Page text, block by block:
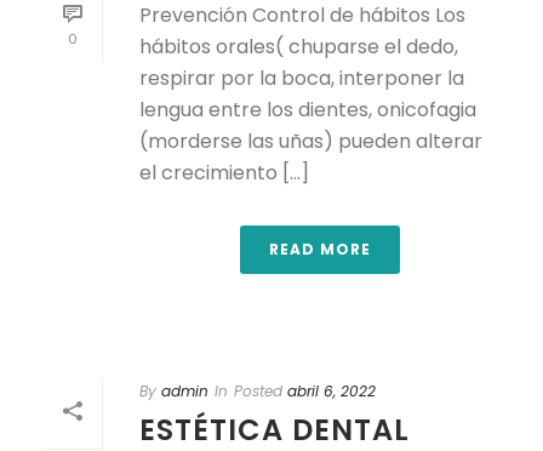
0
Prevención Control de hábitos Los
hábitos orales( chuparse el dedo,
respirar por la boca, interponer la
lengua entre los dientes, onicofagia
(morderse las uñas) pueden alterar
el crecimiento [...]
READ MORE
By admin In Posted abril 6, 2022
ESTÉTICA DENTAL